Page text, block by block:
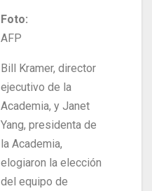
Foto:
AFP
Bill Kramer, director
ejecutivo de la
Academia, y Janet
Yang, presidenta de
la Academia,
elogiaron la elección
del equipo de